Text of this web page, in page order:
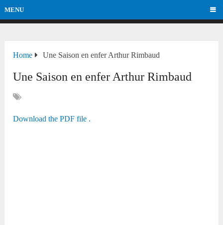
MENU
Home Une Saison en enfer Arthur Rimbaud
Une Saison en enfer Arthur Rimbaud
Download the PDF file .